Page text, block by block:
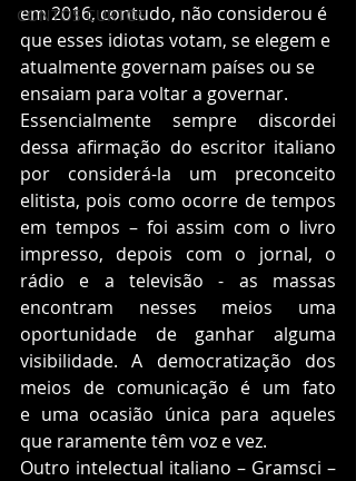
CONTOS CURTOS
em 2016, contudo, não considerou é
que esses idiotas votam, se elegem e
atualmente governam países ou se
ensaiam para voltar a governar.
Essencialmente sempre discordei
dessa afirmação do escritor italiano
por considerá-la um preconceito
elitista, pois como ocorre de tempos
em tempos – foi assim com o livro
impresso, depois com o jornal, o
rádio e a televisão - as massas
encontram nesses meios uma
oportunidade de ganhar alguma
visibilidade. A democratização dos
meios de comunicação é um fato
e uma ocasião única para aqueles
que raramente têm voz e vez.
Outro intelectual italiano – Gramsci –